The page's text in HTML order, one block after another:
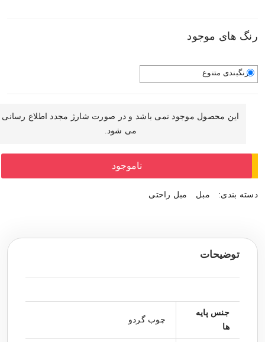
رنگ های موجود
رنگبندی متنوع
این محصول موجود نمی باشد و در صورت شارژ مجدد اطلاع رسانی
می شود.
ناموجود
دسته بندی: مبل مبل راحتی
توضیحات
جنس پایه
ها
چوب گردو